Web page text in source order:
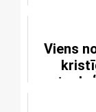
Viens